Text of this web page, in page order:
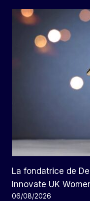
La fondatrice de
Innovate UK
06/08/2026